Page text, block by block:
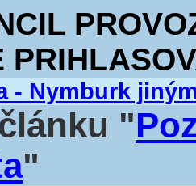
- Nymburk
"
"